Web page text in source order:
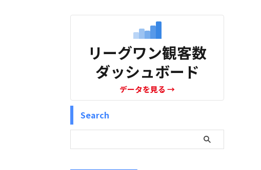
リーグワン観客数
ダッシュボード
データを見る →
Search